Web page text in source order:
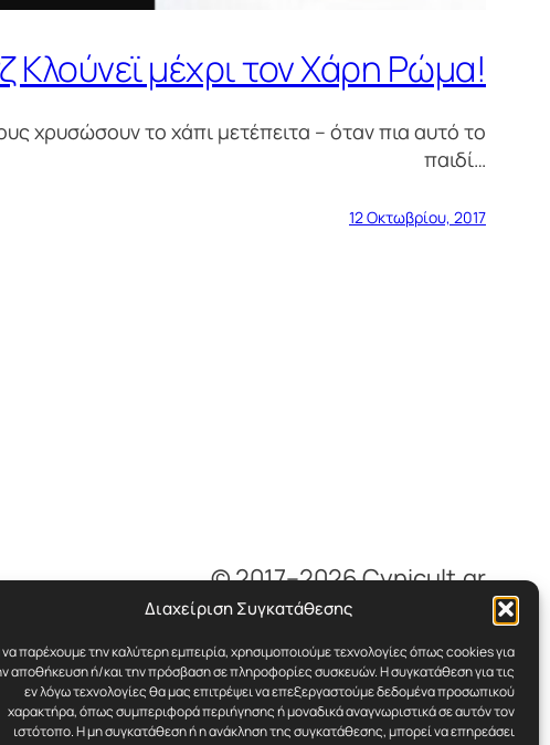
Διαχείριση Συγκατάθεσης
να παρέχουμε την καλύτερη εμπειρία, χρησιμοποιούμε τεχνολογίες όπως cookies για
αποθήκευση ή/και την πρόσβαση σε πληροφορίες συσκευών. Η συγκατάθεση για τις
εν λόγω τεχνολογίες θα μας επιτρέψει να επεξεργαστούμε δεδομένα προσωπικού
χαρακτήρα, όπως συμπεριφορά περιήγησης ή μοναδικά αναγνωριστικά σε αυτόν τον
ιστότοπο. Η μη συγκατάθεση ή η ανάκληση της συγκατάθεσης, μπορεί να επηρεάσει
Κλούνεϊ μέχρι τον Χάρη Ρώμα!
χρυσώσουν το χάπι μετέπειτα – όταν πια αυτό το
παιδί…
12 Οκτωβρίου, 2017
© 2017–2026 Cynicult.gr